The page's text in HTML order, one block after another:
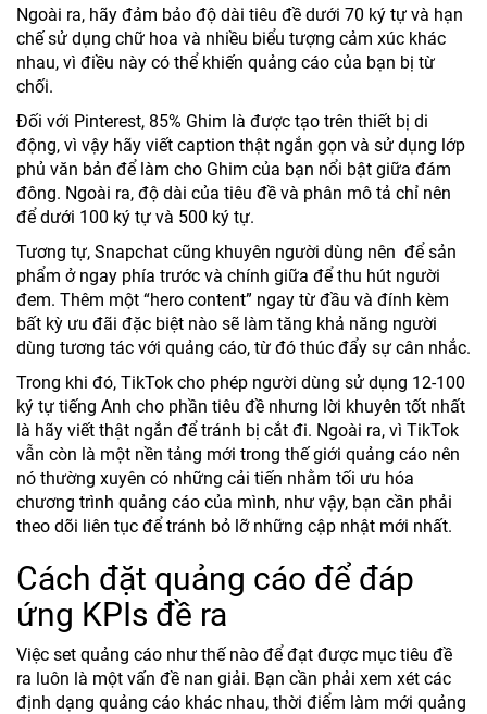
Ngoài ra, hãy đảm bảo độ dài tiêu đề dưới 70 ký tự và hạn
chế sử dụng chữ hoa và nhiều biểu tượng cảm xúc khác
nhau, vì điều này có thể khiến quảng cáo của bạn bị từ
chối.
Đối với Pinterest, 85% Ghim là được tạo trên thiết bị di
động, vì vậy hãy viết caption thật ngắn gọn và sử dụng lớp
phủ văn bản để làm cho Ghim của bạn nổi bật giữa đám
đông. Ngoài ra, độ dài của tiêu đề và phân mô tả chỉ nên
để dưới 100 ký tự và 500 ký tự.
Tương tự, Snapchat cũng khuyên người dùng nên để sản
phẩm ở ngay phía trước và chính giữa để thu hút người
đem. Thêm một “hero content” ngay từ đầu và đính kèm
bất kỳ ưu đãi đặc biệt nào sẽ làm tăng khả năng người
dùng tương tác với quảng cáo, từ đó thúc đẩy sự cân nhắc.
Trong khi đó, TikTok cho phép người dùng sử dụng 12-100
ký tự tiếng Anh cho phần tiêu đề nhưng lời khuyên tốt nhất
là hãy viết thật ngắn để tránh bị cắt đi. Ngoài ra, vì TikTok
vẫn còn là một nền tảng mới trong thế giới quảng cáo nên
nó thường xuyên có những cải tiến nhằm tối ưu hóa
chương trình quảng cáo của mình, như vậy, bạn cần phải
theo dõi liên tục để tránh bỏ lỡ những cập nhật mới nhất.
Cách đặt quảng cáo để đáp
ứng KPIs đề ra
Việc set quảng cáo như thế nào để đạt được mục tiêu đề
ra luôn là một vấn đề nan giải. Bạn cần phải xem xét các
định dạng quảng cáo khác nhau, thời điểm làm mới quảng